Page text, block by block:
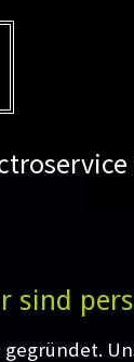
sind
gegründet.